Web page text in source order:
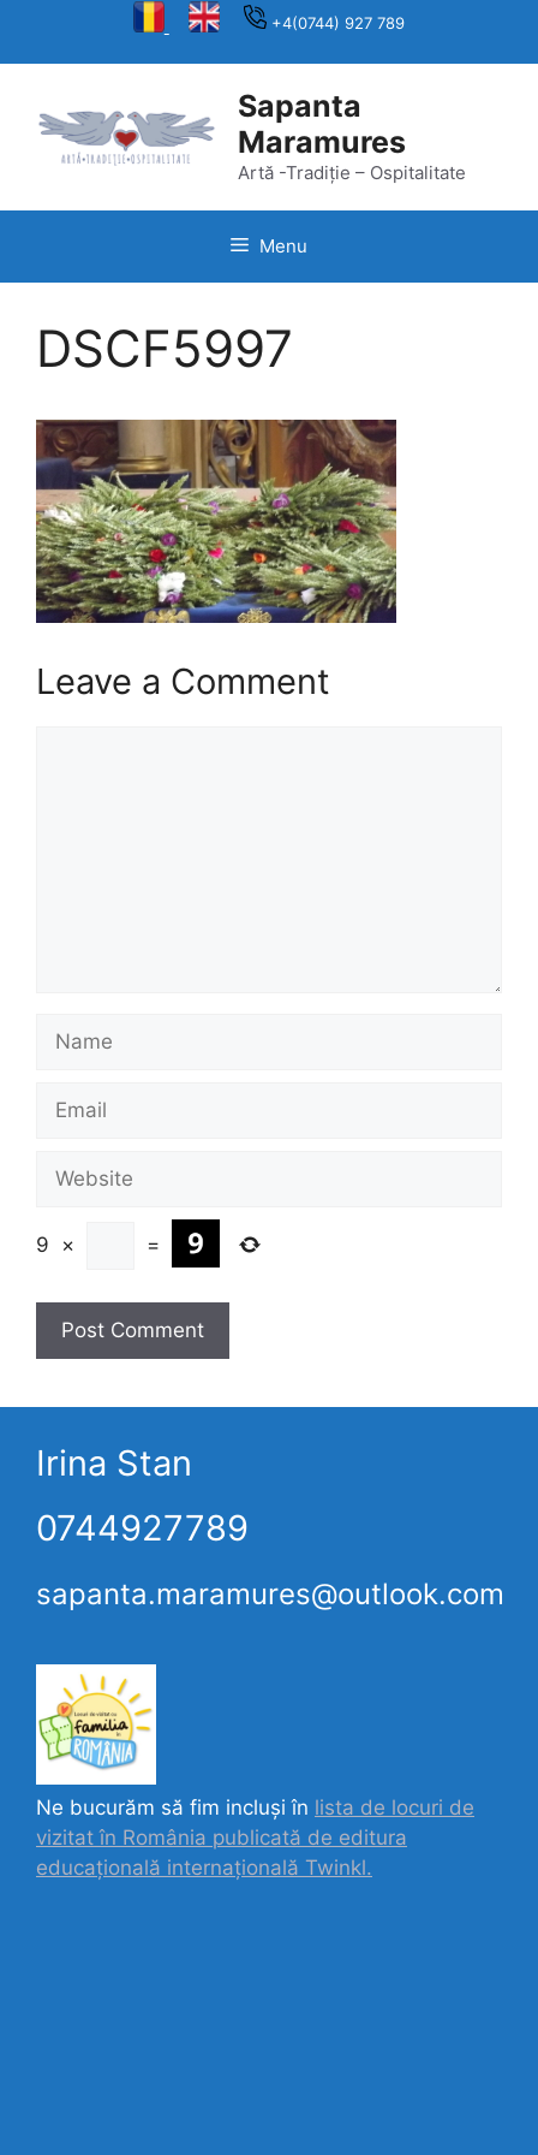
+4(0744) 927 789
Sapanta
Maramures
Artă -Tradiție – Ospitalitate
Menu
DSCF5997
Leave a Comment
Name
Email
Website
9 × =
Irina Stan
0744927789
sapanta.maramures@outlook.com
Ne bucurăm să fim incluși în lista de locuri de
vizitat în România publicată de editura
educațională internațională Twinkl.